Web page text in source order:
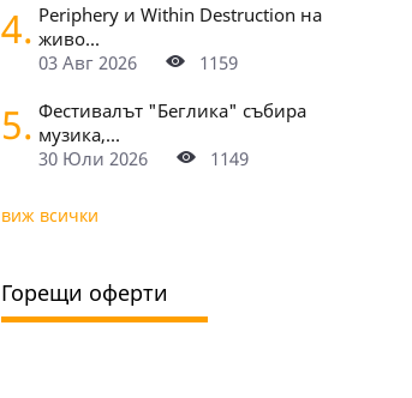
4. Periphery и Within Destruction на
живо...
03 Авг 2026
1159
5. Фестивалът "Беглика" събира
музика,...
30 Юли 2026
1149
виж всички
Горещи оферти